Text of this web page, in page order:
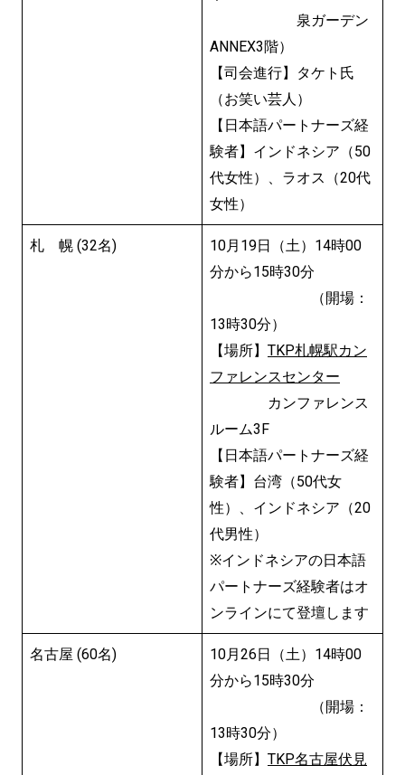
泉ガーデン
ANNEX3階）
【司会進行】タケト氏
（お笑い芸人）
【日本語パートナーズ経
験者】インドネシア（50
代女性）、ラオス（20代
女性）
札 幌 (32名)
10月19日（土）14時00
分から15時30分
（開場：
13時30分）
【場所】 TKP札幌駅カン
ファレンスセンター
カンファレンス
ルーム3F
【日本語パートナーズ経
験者】台湾（50代女
性）、インドネシア（20
代男性）
※インドネシアの日本語
パートナーズ経験者はオ
ンラインにて登壇します
名古屋 (60名)
10月26日（土）14時00
分から15時30分
（開場：
13時30分）
【場所】 TKP名古屋伏見